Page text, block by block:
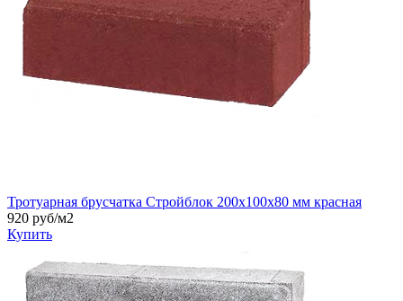
Тротуарная брусчатка Стройблок 200х100х80 мм красная
920 руб/м2
Купить